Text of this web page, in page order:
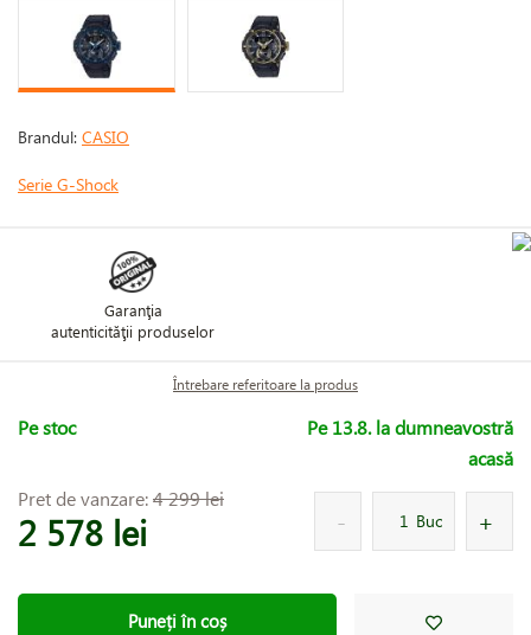
Brandul: CASIO
Serie G-Shock
Garanţia
autenticităţii produselor
Întrebare referitoare la produs
Pe stoc
Pe 13.8. la dumneavostră
acasă
Pret de vanzare:4 299 lei
2 578 lei Buc
Puneți în coș